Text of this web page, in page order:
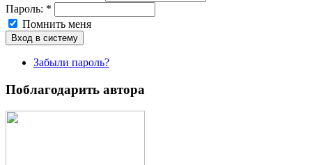
Пароль: *
Помнить меня
Забыли пароль?
Поблагодарить автора